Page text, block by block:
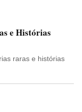
e Histórias
raras e histórias